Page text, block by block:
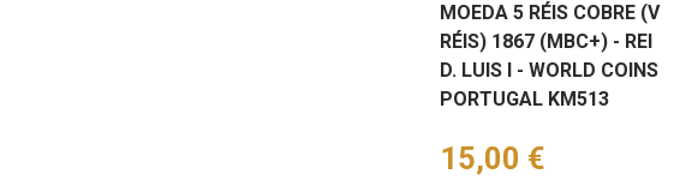
MOEDA 5 RÉIS COBRE (V
RÉIS) 1867 (MBC+) - REI
D. LUIS I - WORLD COINS
PORTUGAL KM513
Preço
15,00 €